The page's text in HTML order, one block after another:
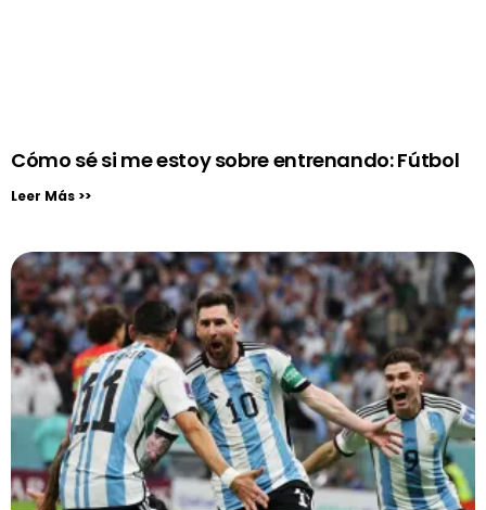
Cómo sé si me estoy sobre entrenando: Fútbol
Leer Más >>